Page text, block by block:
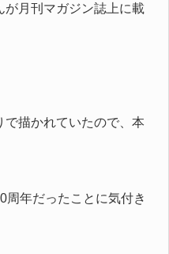
月刊マガジン誌上に載
描かれていたので、本
年だったことに気付き